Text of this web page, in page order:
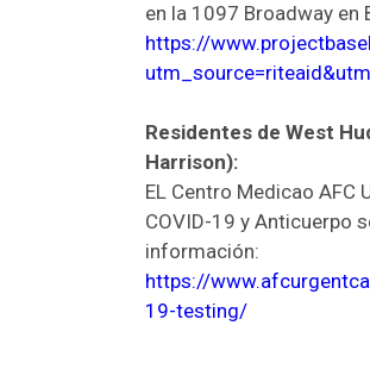
en la 1097 Broadway en
https://
Residentes de West
Harrison):
EL Centro Medicao AFC
COVID-19 y Anticuerpo
información:
https://
19-testing/